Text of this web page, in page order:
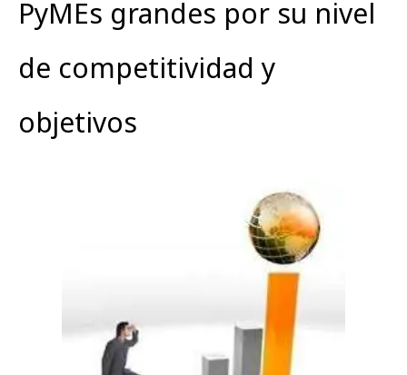
PyMEs grandes por su nivel
de competitividad y
objetivos